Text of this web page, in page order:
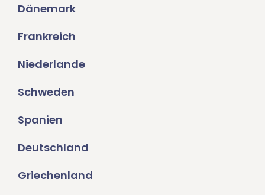
Dänemark
Frankreich
Niederlande
Schweden
Spanien
Deutschland
Griechenland